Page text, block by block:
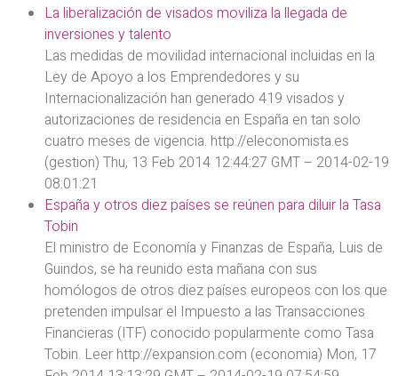
La liberalización de visados moviliza la llegada de
inversiones y talento
Las medidas de movilidad internacional incluidas en la
Ley de Apoyo a los Emprendedores y su
Internacionalización han generado 419 visados y
autorizaciones de residencia en España en tan solo
cuatro meses de vigencia. http://eleconomista.es
(gestion) Thu, 13 Feb 2014 12:44:27 GMT – 2014-02-19
08:01:21
España y otros diez países se reúnen para diluir la Tasa
Tobin
El ministro de Economía y Finanzas de España, Luis de
Guindos, se ha reunido esta mañana con sus
homólogos de otros diez países europeos con los que
pretenden impulsar el Impuesto a las Transacciones
Financieras (ITF) conocido popularmente como Tasa
Tobin. Leer http://expansion.com (economia) Mon, 17